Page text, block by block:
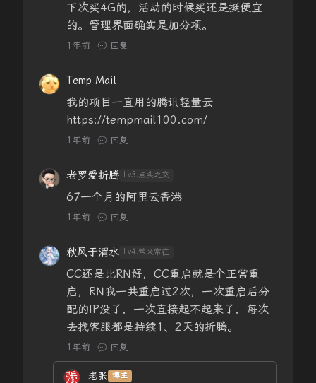
下次买4G的，活动的时候买还是挺便宜
的。管理界面确实是加分项。
1年前 回复
Temp Mail
我的项目一直用的腾讯轻量云
https://tempmail100.com/
1年前 回复
老罗爱折腾 Lv3.点头之交
67一个月的阿里云香港
1年前 回复
秋风于渭水 Lv4.常来常往
CC还是比RN好，CC重启就是个正常重
启，RN我一共重启过2次，一次重启后分
配的IP没了，一次直接起不起来了，每次
去找客服都是持续1、2天的折腾。
1年前 回复
老张 博主